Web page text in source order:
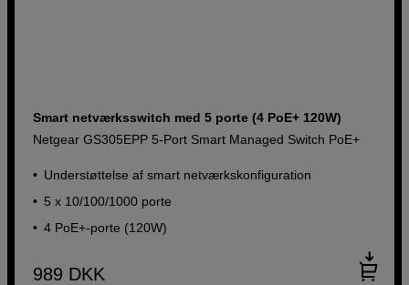
Smart netværksswitch med 5 porte (4 PoE+ 120W)
Netgear GS305EPP 5-Port Smart Managed Switch PoE+
Understøttelse af smart netværkskonfiguration
5 x 10/100/1000 porte
4 PoE+-porte (120W)
989 DKK